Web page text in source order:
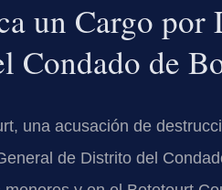
un Cargo por
Condado de
una acusación de
de Distrito del